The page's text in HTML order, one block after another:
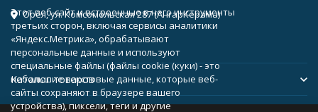
Орёл, ул. Комсомольская 287 (АнгарКерама)
Каталог товаров
Этот веб-сайт и встроенные в него инструменты
третьих сторон, включая сервисы аналитики
«Яндекс.Метрика», обрабатывают
персональные данные и используют
специальные файлы (файлы cookie (куки) - это
небольшие текстовые данные, которые веб-
сайты сохраняют в браузере вашего
устройства), пиксели, теги и другие